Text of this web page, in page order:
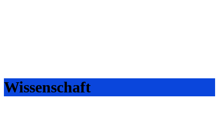
Wissenschaft